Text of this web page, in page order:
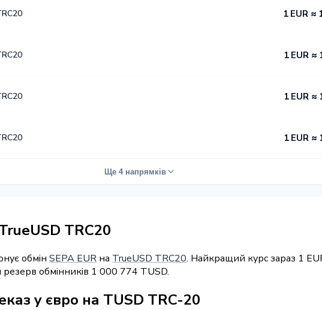
1 EUR ≈
1 EUR ≈
1 EUR ≈
1 EUR ≈
Ще 4 напрямків
TRC20
обмін SEPA EUR на TrueUSD TRC20. Найкращий курс зараз 1
обмінників 1 000 774 TUSD.
у євро на TUSD TRC-20